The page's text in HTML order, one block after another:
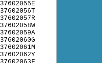
37602055E
37602056T
37602057R
37602058W
37602059A
37602060G
37602061M
37602062Y